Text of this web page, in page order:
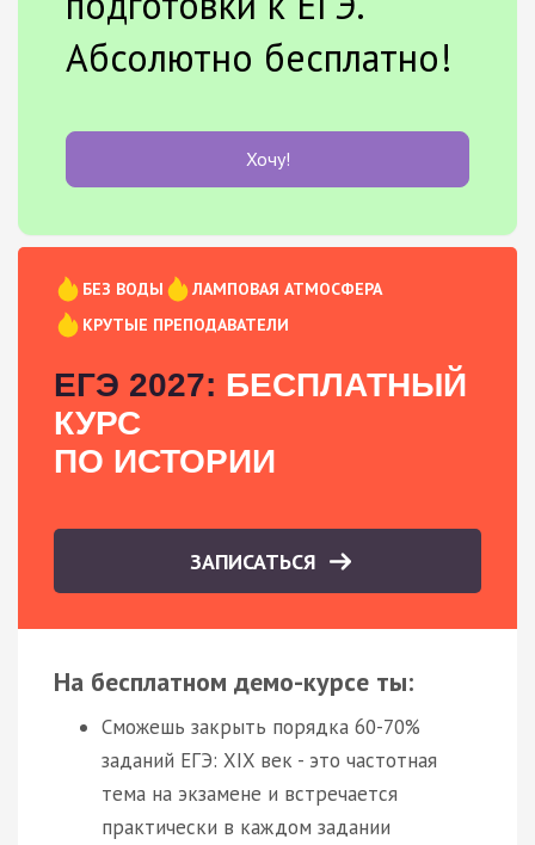
Абсолютно бесплатно!
Хочу!
БЕЗ ВОДЫ
ЛАМПОВАЯ АТМОСФЕРА
КРУТЫЕ ПРЕПОДАВАТЕЛИ
ЕГЭ 2027: БЕСПЛАТНЫЙ
КУРС
ПО ИСТОРИИ
ЗАПИСАТЬСЯ
На бесплатном демо-курсе ты:
Сможешь закрыть порядка 60-70%
заданий ЕГЭ: XIX век - это частотная
тема на экзамене и встречается
практически в каждом задании